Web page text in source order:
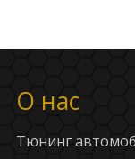
О нас
Тюнинг